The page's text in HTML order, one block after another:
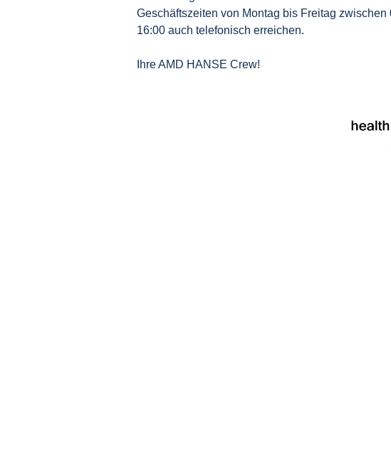
Geschäftszeiten von Montag bis Freitag zwischen
16:00 auch telefonisch erreichen.
Ihre AMD HANSE Crew!